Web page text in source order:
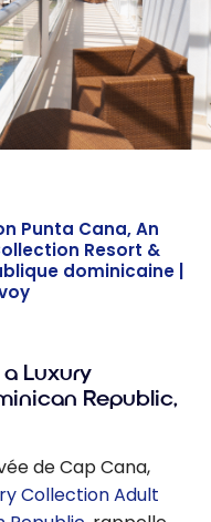
Punta Cana, An
Resort &
dominicaine |
Luxury
Republic,
de Cap Cana,
Collection Adult